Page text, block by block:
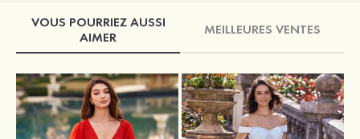
VOUS POURRIEZ AUSSI
AIMER
MEILLEURES VENTES